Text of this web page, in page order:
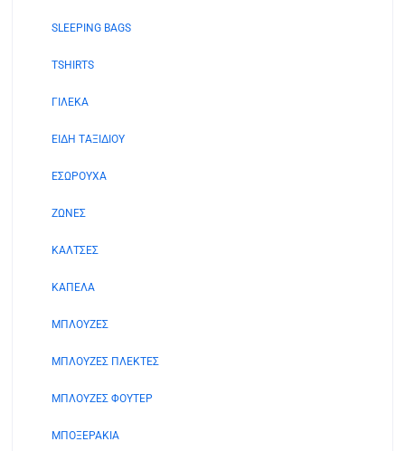
SLEEPING BAGS
TSHIRTS
ΓΙΛΕΚΑ
ΕΙΔΗ ΤΑΞΙΔΙΟΥ
ΕΣΩΡΟΥΧΑ
ΖΩΝΕΣ
ΚΑΛΤΣΕΣ
ΚΑΠΕΛΑ
ΜΠΛΟΥΖΕΣ
ΜΠΛΟΥΖΕΣ ΠΛΕΚΤΕΣ
ΜΠΛΟΥΖΕΣ ΦΟΥΤΕΡ
ΜΠΟΞΕΡΑΚΙΑ